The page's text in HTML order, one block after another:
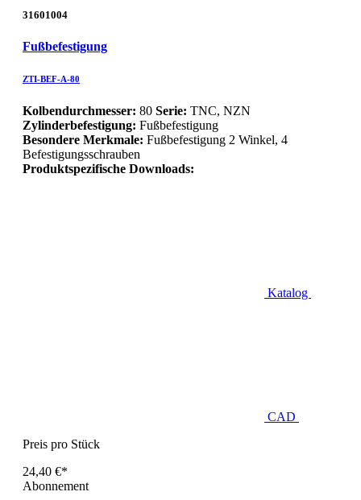
31601004
Fußbefestigung
ZTI-BEF-A-80
Kolbendurchmesser: 80 Serie: TNC, NZN
Zylinderbefestigung: Fußbefestigung
Besondere Merkmale: Fußbefestigung 2 Winkel, 4
Befestigungsschrauben
Produktspezifische Downloads:
Katalog
CAD
Preis pro Stück
24,40 €*
Abonnement